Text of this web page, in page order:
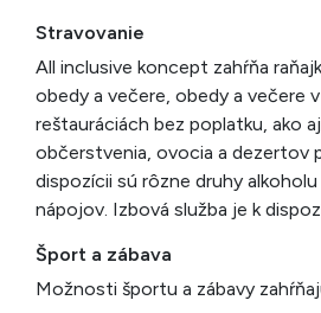
Stravovanie
All inclusive koncept zahŕňa
obedy a večere, obedy a večere
reštauráciách bez poplatku, ako
občerstvenia, ovocia a dezertov
dispozícii sú rôzne druhy
nápojov. Izbová služba je k
Šport a zábava
Možnosti športu a zábavy